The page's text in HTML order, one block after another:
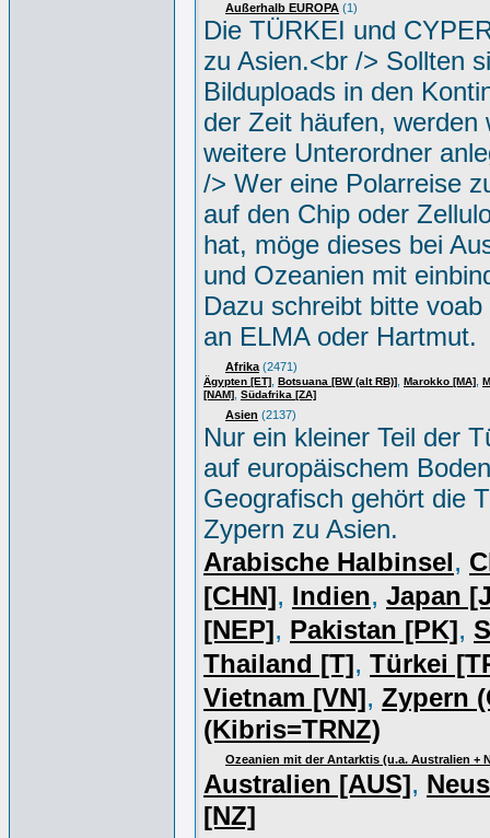
Außerhalb EUROPA (1)
Die TÜRKEI und
zu Asien.<br /> Sollten
Bilduploads in den
der Zeit häufen, werden
weitere Unterordner
/> Wer eine Polarreise
auf den Chip oder
hat, möge dieses bei
und Ozeanien mit
Dazu schreibt bitte
an ELMA oder Hartmut.
Afrika (2471)
Ägypten [ET] Botsuana [BW (alt RB)] Marokko [MA]
[NAM] Südafrika [ZA]
Asien (2137)
Nur ein kleiner Teil der
auf europäischem
Geografisch gehört die
Zypern zu Asien.
Arabische Halbinsel,
[CHN], Indien, Japan
[NEP], Pakistan [PK],
Thailand [T], Türkei
Vietnam [VN], Zypern
(Kibris=TRNZ)
Ozeanien mit der Antarktis (u.a. Australien +
Australien [AUS],
[NZ]